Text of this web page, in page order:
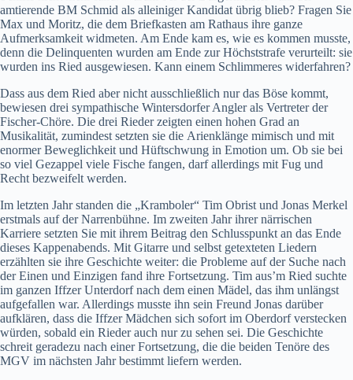
amtierende BM Schmid als alleiniger Kandidat übrig blieb? Fragen Sie
Max und Moritz, die dem Briefkasten am Rathaus ihre ganze
Aufmerksamkeit widmeten. Am Ende kam es, wie es kommen musste,
denn die Delinquenten wurden am Ende zur Höchststrafe verurteilt: sie
wurden ins Ried ausgewiesen. Kann einem Schlimmeres widerfahren?
Dass aus dem Ried aber nicht ausschließlich nur das Böse kommt,
bewiesen drei sympathische Wintersdorfer Angler als Vertreter der
Fischer-Chöre. Die drei Rieder zeigten einen hohen Grad an
Musikalität, zumindest setzten sie die Arienklänge mimisch und mit
enormer Beweglichkeit und Hüftschwung in Emotion um. Ob sie bei
so viel Gezappel viele Fische fangen, darf allerdings mit Fug und
Recht bezweifelt werden.
Im letzten Jahr standen die „Kramboler“ Tim Obrist und Jonas Merkel
erstmals auf der Narrenbühne. Im zweiten Jahr ihrer närrischen
Karriere setzten Sie mit ihrem Beitrag den Schlusspunkt an das Ende
dieses Kappenabends. Mit Gitarre und selbst getexteten Liedern
erzählten sie ihre Geschichte weiter: die Probleme auf der Suche nach
der Einen und Einzigen fand ihre Fortsetzung. Tim aus’m Ried suchte
im ganzen Iffzer Unterdorf nach dem einen Mädel, das ihm unlängst
aufgefallen war. Allerdings musste ihn sein Freund Jonas darüber
aufklären, dass die Iffzer Mädchen sich sofort im Oberdorf verstecken
würden, sobald ein Rieder auch nur zu sehen sei. Die Geschichte
schreit geradezu nach einer Fortsetzung, die die beiden Tenöre des
MGV im nächsten Jahr bestimmt liefern werden.